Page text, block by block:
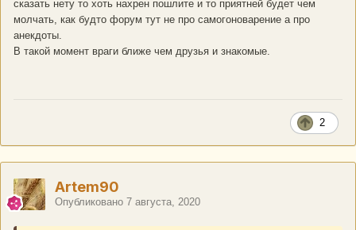
сказать нету то хоть нахрен пошлите и то приятней будет чем
молчать, как будто форум тут не про самогоноварение а про
анекдоты.
В такой момент враги ближе чем друзья и знакомые.
2
Artem90
Опубликовано 7 августа, 2020